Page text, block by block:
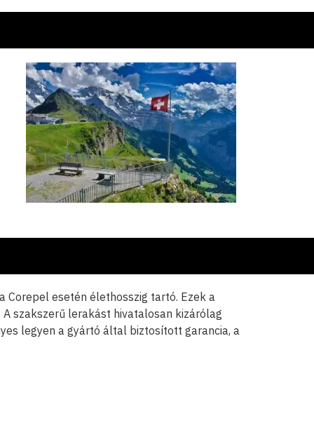
Corepel esetén élethosszig tartó. Ezek a
szakszerű lerakást hivatalosan kizárólag
legyen a gyártó által biztosított garancia, a